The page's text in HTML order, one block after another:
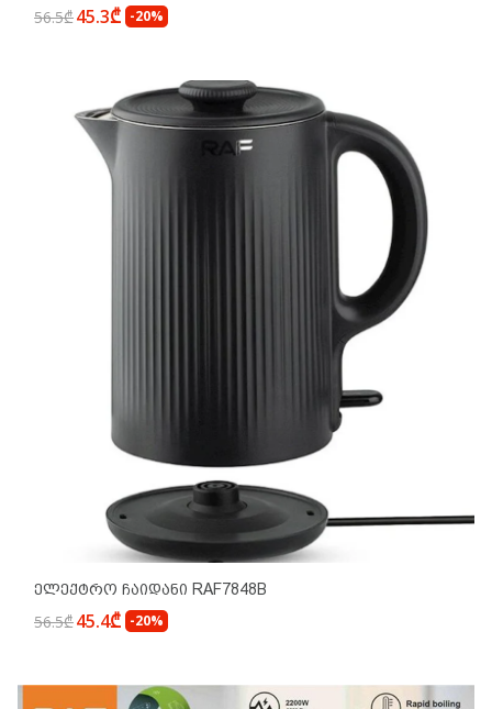
56.5₾45.3₾ -20%
Ელექტრო Ჩაიდანი RAF7848B
56.5₾45.4₾ -20%